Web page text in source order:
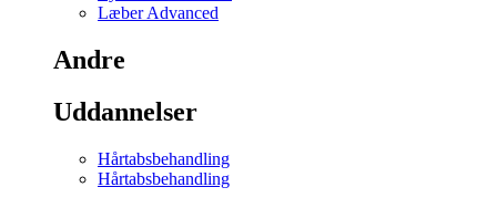
Læber Advanced
Andre
Uddannelser
Hårtabsbehandling
Hårtabsbehandling